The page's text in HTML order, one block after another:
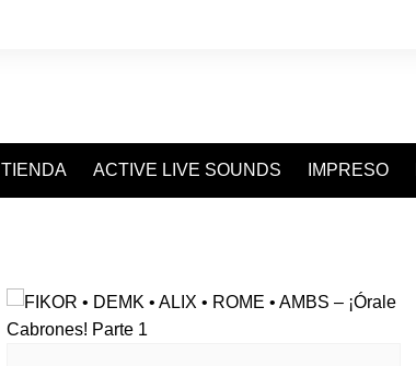
TIENDA ACTIVE LIVE SOUNDS IMPRESO